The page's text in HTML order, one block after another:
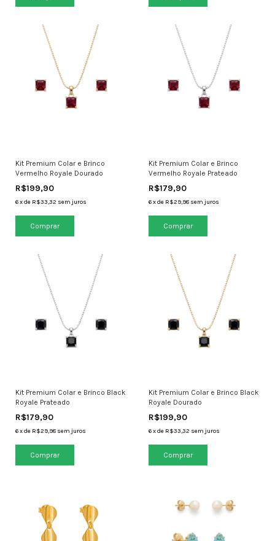
Kit Premium Colar e Brinco
Vermelho Royale Dourado
R$199,90
6xde R$33,32 sem juros
Kit Premium Colar e Brinco
Vermelho Royale Prateado
R$179,90
6 xde R$29,98 sem juros
Kit Premium Colar e Brinco Black
Royale Prateado
R$179,90
6xde R$29,98 sem juros
Kit Premium Colar e Brinco Black
Royale Dourado
R$199,90
6 xde R$33,32 sem juros